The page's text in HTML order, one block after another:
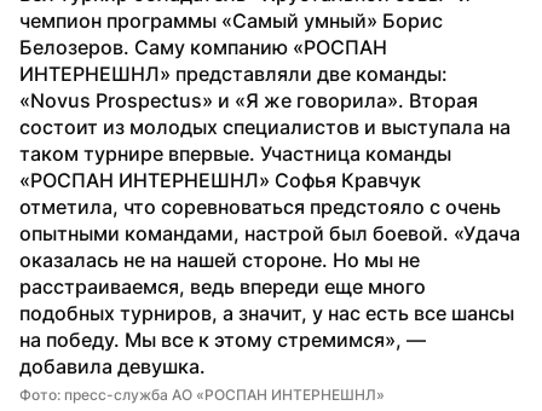
чемпион программы «Самый умный» Борис
Белозеров. Саму компанию «РОСПАН
ИНТЕРНЕШНЛ» представляли две команды:
«Novus Prospectus» и «Я же говорила». Вторая
состоит из молодых специалистов и выступала на
таком турнире впервые. Участница команды
«РОСПАН ИНТЕРНЕШНЛ» Софья Кравчук
отметила, что соревноваться предстояло с очень
опытными командами, настрой был боевой. «Удача
оказалась не на нашей стороне. Но мы не
расстраиваемся, ведь впереди еще много
подобных турниров, а значит, у нас есть все шансы
на победу. Мы все к этому стремимся», —
добавила девушка.
Фото: пресс-служба АО «РОСПАН ИНТЕРНЕШНЛ»